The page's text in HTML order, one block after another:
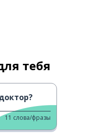
тебя
11 слова/фразы